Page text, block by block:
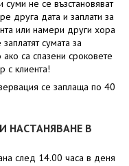
суми не се възстановяват
друга дата и заплати за
или намери други хора
сумата за
са спазени сроковете
с клиента!
се заплаща по 40
НАСТАНЯВАНЕ В
след 14.00 часа в деня